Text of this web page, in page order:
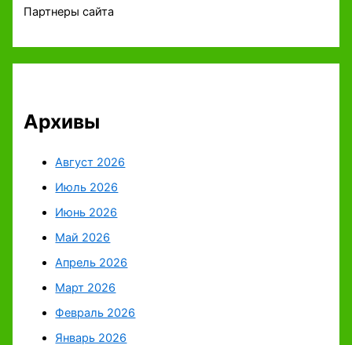
Партнеры сайта
Архивы
Август 2026
Июль 2026
Июнь 2026
Май 2026
Апрель 2026
Март 2026
Февраль 2026
Январь 2026